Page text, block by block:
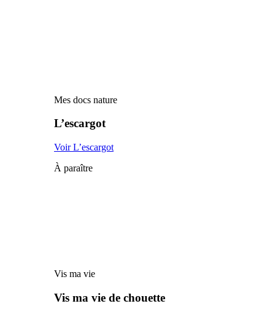
Mes docs nature
L’escargot
Voir L’escargot
À paraître
Vis ma vie
Vis ma vie de chouette